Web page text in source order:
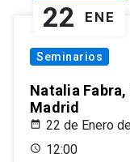
22 ENE
Seminarios
Natalia
Madrid
22 de Enero
12:00